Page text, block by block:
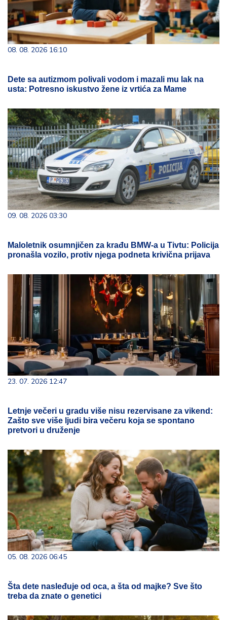
08. 08. 2026 16:10
Dete sa autizmom polivali vodom i mazali mu lak na
usta: Potresno iskustvo žene iz vrtića za Mame
09. 08. 2026 03:30
Maloletnik osumnjičen za krađu BMW-a u Tivtu: Policija
pronašla vozilo, protiv njega podneta krivična prijava
23. 07. 2026 12:47
Letnje večeri u gradu više nisu rezervisane za vikend:
Zašto sve više ljudi bira večeru koja se spontano
pretvori u druženje
05. 08. 2026 06:45
Šta dete nasleđuje od oca, a šta od majke? Sve što
treba da znate o genetici